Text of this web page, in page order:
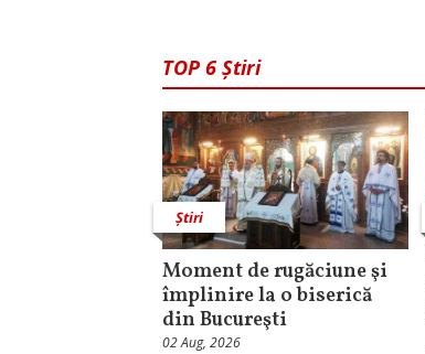
TOP 6 Știri
Știri
Moment de rugăciune şi
împlinire la o biserică
din Bucureşti
02 Aug, 2026